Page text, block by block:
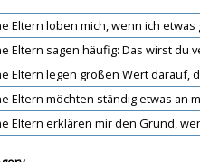
Eltern loben mich, wenn ich etwas
Eltern sagen häufig: Das wirst du
Eltern legen großen Wert darauf,
Eltern möchten ständig etwas an
Eltern erklären mir den Grund,